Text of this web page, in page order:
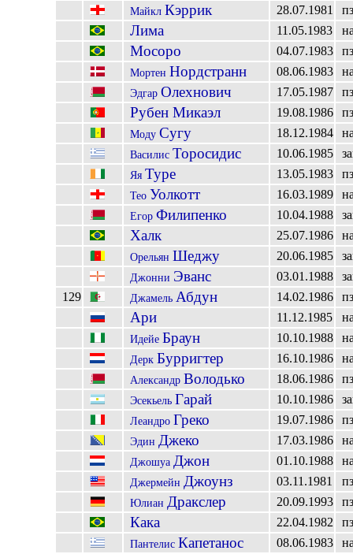
Майкл Кэррик 28.07.1981 пз
Лима 11.05.1983
Мосоро 04.07.1983 пз
Мортен Нордстранн 08.06.1983
Эдгар Олехнович 17.05.1987 пз
Рубен Микаэл 19.08.1986 пз
Моду Сугу 18.12.1984
Василис Торосидис 10.06.1985
Яя Туре 13.05.1983 пз
Тео Уолкотт 16.03.1989
Егор Филипенко 10.04.1988
Халк 25.07.1986
Орельян Шеджу 20.06.1985
Джонни Эванс 03.01.1988
129
Джамель Абдун 14.02.1986 пз
Ари 11.12.1985
Идейе Браун 10.10.1988
Дерк Бурригтер 16.10.1986
Александр Володько 18.06.1986 пз
Эсекьель Гарай 10.10.1986
Леандро Греко 19.07.1986 пз
Эдин Джеко 17.03.1986
Джошуа Джон 01.10.1988
Джермейн Джоунз 03.11.1981 пз
Юлиан Дракслер 20.09.1993 пз
Кака 22.04.1982 пз
Пантелис Капетанос 08.06.1983